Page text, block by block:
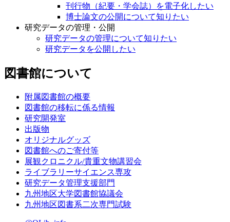
刊行物（紀要・学会誌）を電子化したい
博士論文の公開について知りたい
研究データの管理・公開
研究データの管理について知りたい
研究データを公開したい
図書館について
附属図書館の概要
図書館の移転に係る情報
研究開発室
出版物
オリジナルグッズ
図書館へのご寄付等
展観クロニクル/貴重文物講習会
ライブラリーサイエンス専攻
研究データ管理支援部門
九州地区大学図書館協議会
九州地区図書系二次専門試験